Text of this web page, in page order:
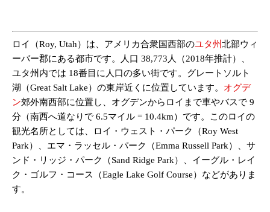
ロイ（Roy, Utah）は、アメリカ合衆国西部のユタ州北部ウィ
ーバー郡にある都市です。人口 38,773人（2018年推計）、
ユタ州内では 18番目に人口の多い街です。グレートソルト
湖（Great Salt Lake）の東岸近くに位置しています。 オグデ
ン郊外南西部に位置し、オグデンからロイまで車やバスで 9
分（南西へ道なりで 6.5マイル = 10.4km）です。このロイの
観光名所としては、ロイ・ウェスト・パーク（Roy West
Park）、エマ・ラッセル・パーク（Emma Russell Park）、サ
ンド・リッジ・パーク（Sand Ridge Park）、イーグル・レイ
ク・ゴルフ・コース（Eagle Lake Golf Course）などがありま
す。